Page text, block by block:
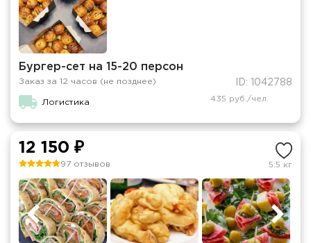
Бургер-сет на 15-20 персон
Заказ за 12 часов (не позднее) ID: 1042788
Логистика 435 руб./чел.
12 150 ₽
97 отзывов 5.5 кг